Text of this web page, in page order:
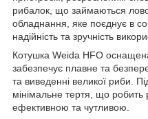
рибалок, що займаються
обладнання, яке поєднує в
надійність та зручність
Котушка Weida HFO
забезпечує плавне та
та виведенні великої риби.
мінімальне тертя, що
ефективною та чутливою.